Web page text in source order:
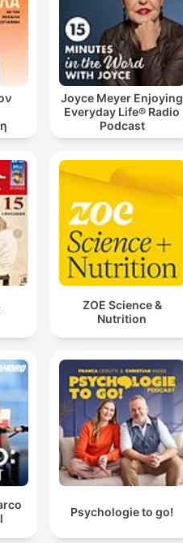
Joyce Meyer Enjoying
Everyday Life® Radio
Podcast
ZOE Science &
Nutrition
Psychologie to go!